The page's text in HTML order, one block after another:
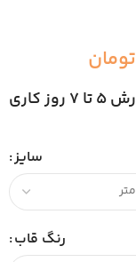
تومان
کاری
سایز
رنگ قاب